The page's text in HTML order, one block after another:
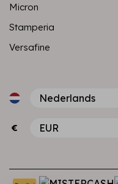
Micron
Stamperia
Versafine
€